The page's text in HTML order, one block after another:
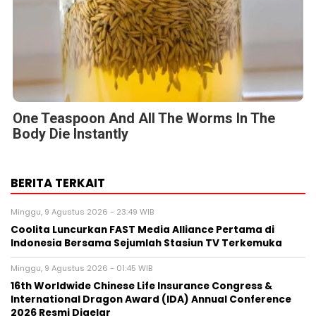
One Teaspoon And All The Worms In The
Body Die Instantly
BERITA TERKAIT
Minggu, 9 Agustus 2026 - 23:49 WIB
Coolita Luncurkan FAST Media Alliance Pertama di
Indonesia Bersama Sejumlah Stasiun TV Terkemuka
Minggu, 9 Agustus 2026 - 01:45 WIB
16th Worldwide Chinese Life Insurance Congress &
International Dragon Award (IDA) Annual Conference
2026 Resmi Digelar